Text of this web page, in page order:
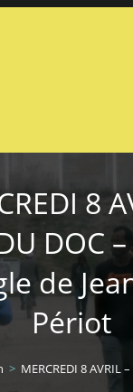
8
DOC
de
Périot
> MERCREDI 8 AVRIL